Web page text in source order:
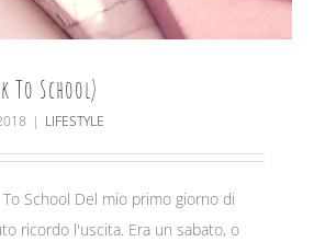
To School)
| LIFESTYLE
To School Del mio primo giorno di
ricordo l'uscita. Era un sabato, o